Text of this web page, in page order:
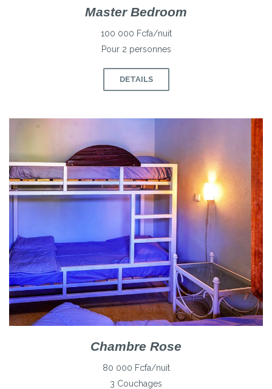
Master Bedroom
100 000 Fcfa/nuit
Pour 2 personnes
DETAILS
Chambre Rose
80 000 Fcfa/nuit
3 Couchages